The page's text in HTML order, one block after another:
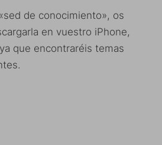
de conocimiento», os
en vuestro iPhone,
que encontraréis temas